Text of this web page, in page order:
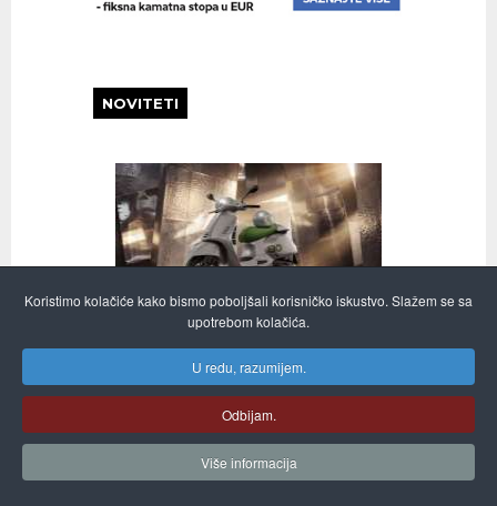
NOVITETI
VESPA “EDIZIONE OTTANTESIMO”
Koristimo kolačiće kako bismo poboljšali korisničko iskustvo. Slažem se sa
upotrebom kolačića.
U redu, razumijem.
Odbijam.
Više informacija